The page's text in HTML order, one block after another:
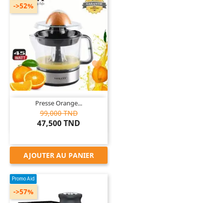

Presse Orange...
99,000 TND
47,500 TND
->52%
AJOUTER AU PANIER
Promo Aid
->57%